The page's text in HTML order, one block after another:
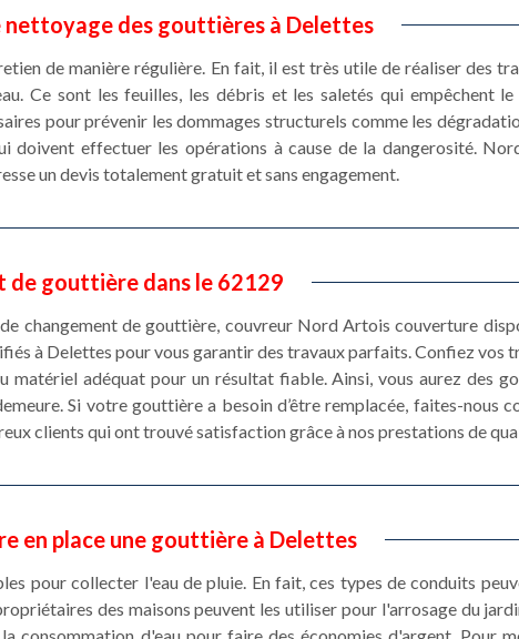
nettoyage des gouttières à Delettes
de manière régulière. En fait, il est très utile de réaliser des
Ce sont les feuilles, les débris et les saletés qui empêchent
pour prévenir les dommages structurels comme les
doivent effectuer les opérations à cause de la dangerosité.
un devis totalement gratuit et sans engagement.
de gouttière dans le 62129
changement de gouttière, couvreur Nord Artois couverture
à Delettes pour vous garantir des travaux parfaits. Confiez vos
adéquat pour un résultat fiable. Ainsi, vous aurez des
Si votre gouttière a besoin d’être remplacée, faites-nous
clients qui ont trouvé satisfaction grâce à nos prestations de
en place une gouttière à Delettes
pour collecter l'eau de pluie. En fait, ces types de conduits
des maisons peuvent les utiliser pour l'arrosage du